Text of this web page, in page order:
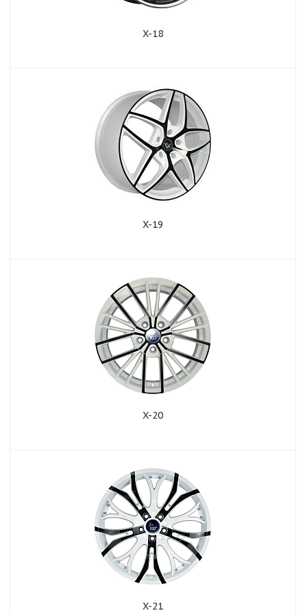
X-18
X-19
X-20
X-21